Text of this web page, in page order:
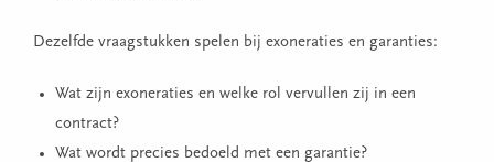
Dezelfde vraagstukken spelen bij exoneraties en garanties:
Wat zijn exoneraties en welke rol vervullen zij in een
contract?
Wat wordt precies bedoeld met een garantie?